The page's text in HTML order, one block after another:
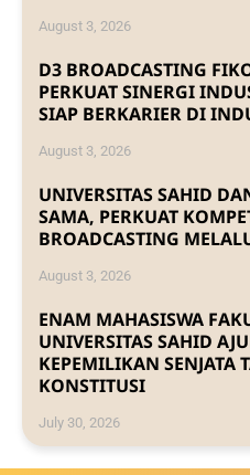
August 3, 2026
D3 BROADCASTING
PERKUAT SINERGI
SIAP BERKARIER DI
August 3, 2026
UNIVERSITAS SAHID
SAMA, PERKUAT
BROADCASTING
August 3, 2026
ENAM MAHASISWA
UNIVERSITAS SAHID
KEPEMILIKAN SENJATA
KONSTITUSI
July 30, 2026